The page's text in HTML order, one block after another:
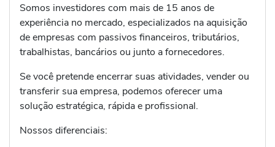
Somos investidores com mais de 15 anos de
experiência no mercado, especializados na aquisição
de empresas com passivos financeiros, tributários,
trabalhistas, bancários ou junto a fornecedores.
Se você pretende encerrar suas atividades, vender ou
transferir sua empresa, podemos oferecer uma
solução estratégica, rápida e profissional.
Nossos diferenciais: